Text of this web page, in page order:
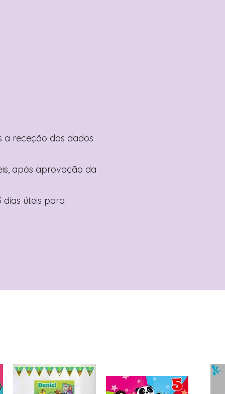
a receção dos dados
após aprovação da
dias úteis para